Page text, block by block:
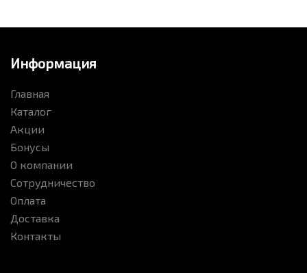
Информация
Главная
Каталог
Акции
Бонусы
О компании
Сотрудничество
Оплата
Доставка
Контакты